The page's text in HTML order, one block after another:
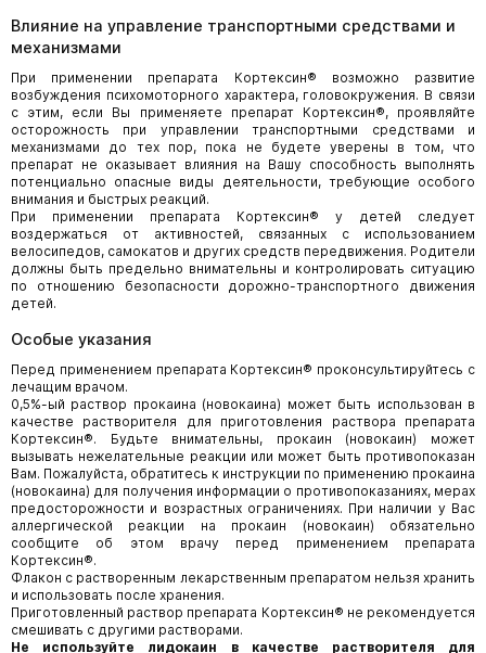
Влияние на управление транспортными средствами и
механизмами
При применении препарата Кортексин® возможно развитие
возбуждения психомоторного характера, головокружения. В связи
с этим, если Вы применяете препарат Кортексин®, проявляйте
осторожность при управлении транспортными средствами и
механизмами до тех пор, пока не будете уверены в том, что
препарат не оказывает влияния на Вашу способность выполнять
потенциально опасные виды деятельности, требующие особого
внимания и быстрых реакций.
При применении препарата Кортексин® у детей следует
воздержаться от активностей, связанных с использованием
велосипедов, самокатов и других средств передвижения. Родители
должны быть предельно внимательны и контролировать ситуацию
по отношению безопасности дорожно-транспортного движения
детей.
Особые указания
Перед применением препарата Кортексин® проконсультируйтесь с
лечащим врачом.
0,5%-ый раствор прокаина (новокаина) может быть использован в
качестве растворителя для приготовления раствора препарата
Кортексин®. Будьте внимательны, прокаин (новокаин) может
вызывать нежелательные реакции или может быть противопоказан
Вам. Пожалуйста, обратитесь к инструкции по применению прокаина
(новокаина) для получения информации о противопоказаниях, мерах
предосторожности и возрастных ограничениях. При наличии у Вас
аллергической реакции на прокаин (новокаин) обязательно
сообщите об этом врачу перед применением препарата
Кортексин®.
Флакон с растворенным лекарственным препаратом нельзя хранить
и использовать после хранения.
Приготовленный раствор препарата Кортексин® не рекомендуется
смешивать с другими растворами.
Не используйте лидокаин в качестве растворителя для